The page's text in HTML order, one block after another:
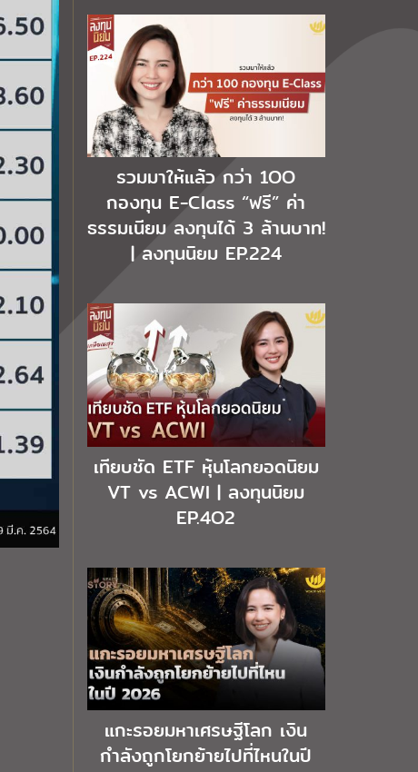
รวมมาให้แล้ว กว่า 1OO
กองทุน E-Class “ฟรี” ค่า
ธรรมเนียม ลงทุนได้ 3 ล้านบาท!
| ลงทุนนิยม EP.224
เทียบชัด ETF หุ้นโลกยอดนิยม
VT vs ACWI | ลงทุนนิยม
EP.4O2
แกะรอยมหาเศรษฐีโลก เงิน
กำลังถูกโยกย้ายไปที่ไหนในปี